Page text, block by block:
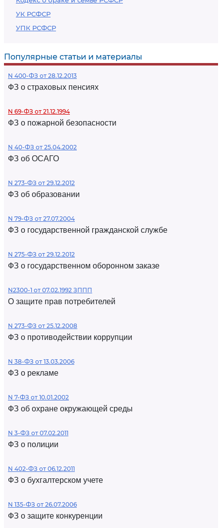
УК РСФСР
УПК РСФСР
Популярные статьи и материалы
N 400-ФЗ от 28.12.2013
ФЗ о страховых пенсиях
N 69-ФЗ от 21.12.1994
ФЗ о пожарной безопасности
N 40-ФЗ от 25.04.2002
ФЗ об ОСАГО
N 273-ФЗ от 29.12.2012
ФЗ об образовании
N 79-ФЗ от 27.07.2004
ФЗ о государственной гражданской службе
N 275-ФЗ от 29.12.2012
ФЗ о государственном оборонном заказе
N2300-1 от 07.02.1992 ЗППП
О защите прав потребителей
N 273-ФЗ от 25.12.2008
ФЗ о противодействии коррупции
N 38-ФЗ от 13.03.2006
ФЗ о рекламе
N 7-ФЗ от 10.01.2002
ФЗ об охране окружающей среды
N 3-ФЗ от 07.02.2011
ФЗ о полиции
N 402-ФЗ от 06.12.2011
ФЗ о бухгалтерском учете
N 135-ФЗ от 26.07.2006
ФЗ о защите конкуренции